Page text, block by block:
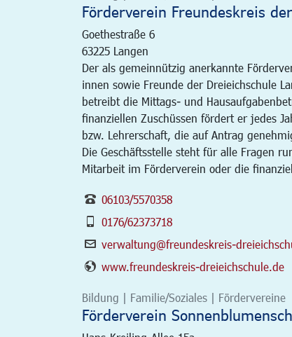
Förderverein Freundeskreis
Goethestraße 6
63225 Langen
Der als gemeinnützig anerkannte
innen sowie Freunde der Dreieichschule
betreibt die Mittags- und
finanziellen Zuschüssen fördert er jedes
bzw. Lehrerschaft, die auf Antrag
Die Geschäftsstelle steht für alle Fragen
Mitarbeit im Förderverein oder die
06103/5570358
0176/62373718
verwaltung@freundeskreis-
www.freundeskreis-dreieichschule.de
Bildung | Familie/Soziales | Fördervereine
Förderverein